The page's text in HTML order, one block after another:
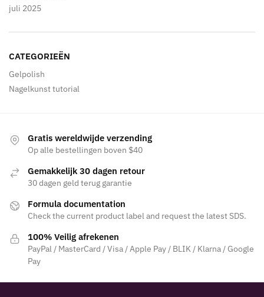
juli 2025
CATEGORIEËN
Gelpolish
Nagelkunst tutorial
Gratis wereldwijde verzending
Op alle bestellingen boven $40
Gemakkelijk 30 dagen retour
30 dagen geld terug garantie
Formula documentation
Check the current product label and request the latest SDS.
100% Veilig afrekenen
PayPal / MasterCard / Visa / Apple Pay / BLIK / Klarna / Google
Pay